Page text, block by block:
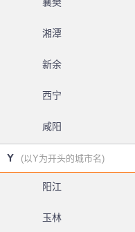
湘潭
新余
西宁
咸阳
Y (以Y为开头的城市名)
阳江
玉林